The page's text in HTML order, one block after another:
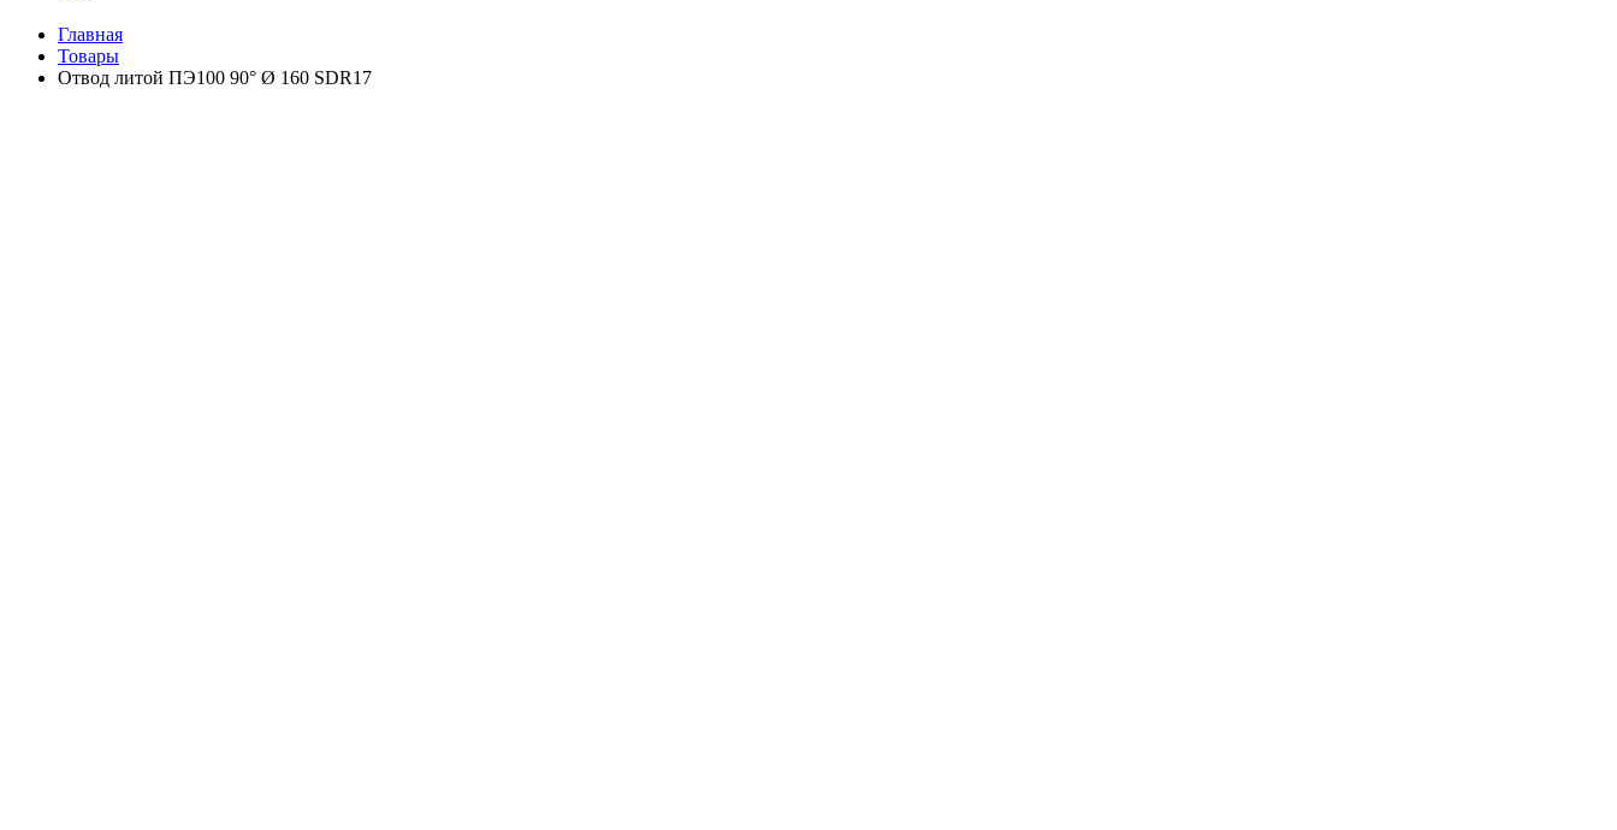
Главная
Товары
Отвод литой ПЭ100 90° Ø 160 SDR17